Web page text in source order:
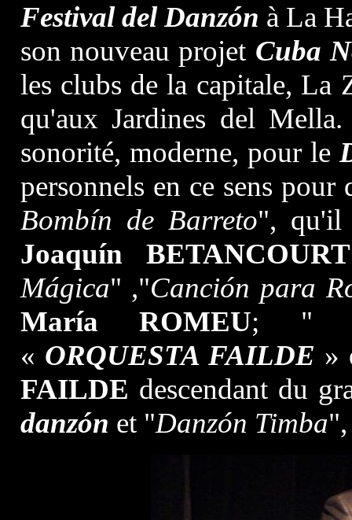
Festival del Danzón à La
son nouveau projet Cuba
les clubs de la capitale, La
qu'aux Jardines del
sonorité, moderne, pour le
personnels en ce sens
Bombín de Barreto", qu'il
Joaquín BETANCOURT
Mágica" ,"Canción para
María ROMEU;
« ORQUESTA FAILDE »
FAILDE descendant du
danzón et "Danzón Timba